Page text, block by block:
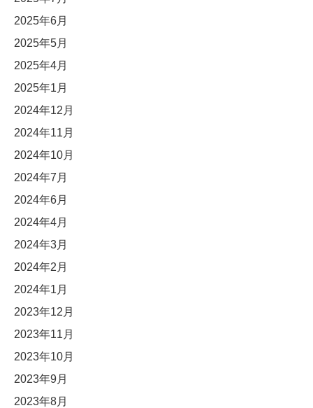
2025年6月
2025年5月
2025年4月
2025年1月
2024年12月
2024年11月
2024年10月
2024年7月
2024年6月
2024年4月
2024年3月
2024年2月
2024年1月
2023年12月
2023年11月
2023年10月
2023年9月
2023年8月